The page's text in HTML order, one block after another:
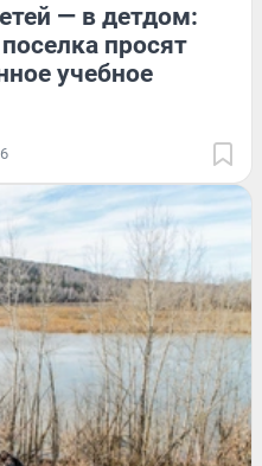
— в детдом:
просят
учебное